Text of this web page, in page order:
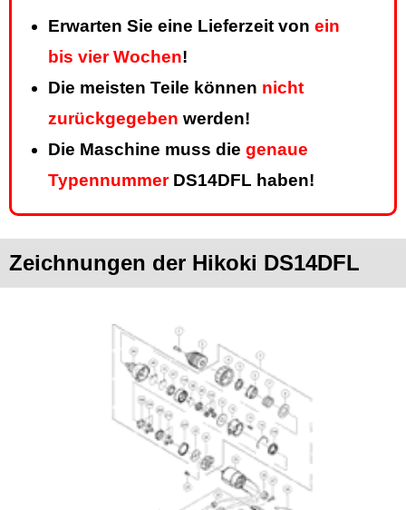
Erwarten Sie eine Lieferzeit von ein
bis vier Wochen!
Die meisten Teile können nicht
zurückgegeben werden!
Die Maschine muss die genaue
TypennummerDS14DFL haben!
Zeichnungen der Hikoki DS14DFL